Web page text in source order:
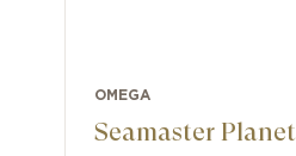
OMEGA
Seamaster Planet